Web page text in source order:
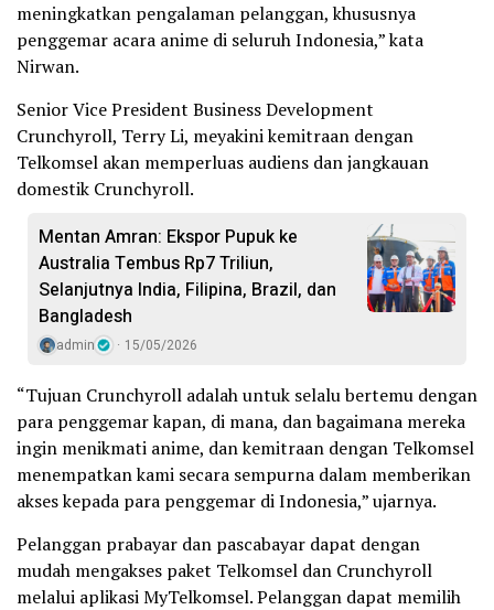
meningkatkan pengalaman pelanggan, khususnya
penggemar acara anime di seluruh Indonesia,” kata
Nirwan.
Senior Vice President Business Development
Crunchyroll, Terry Li, meyakini kemitraan dengan
Telkomsel akan memperluas audiens dan jangkauan
domestik Crunchyroll.
Mentan Amran: Ekspor Pupuk ke
Australia Tembus Rp7 Triliun,
Selanjutnya India, Filipina, Brazil, dan
Bangladesh
admin 15/05/2026
“Tujuan Crunchyroll adalah untuk selalu bertemu dengan
para penggemar kapan, di mana, dan bagaimana mereka
ingin menikmati anime, dan kemitraan dengan Telkomsel
menempatkan kami secara sempurna dalam memberikan
akses kepada para penggemar di Indonesia,” ujarnya.
Pelanggan prabayar dan pascabayar dapat dengan
mudah mengakses paket Telkomsel dan Crunchyroll
melalui aplikasi MyTelkomsel. Pelanggan dapat memilih